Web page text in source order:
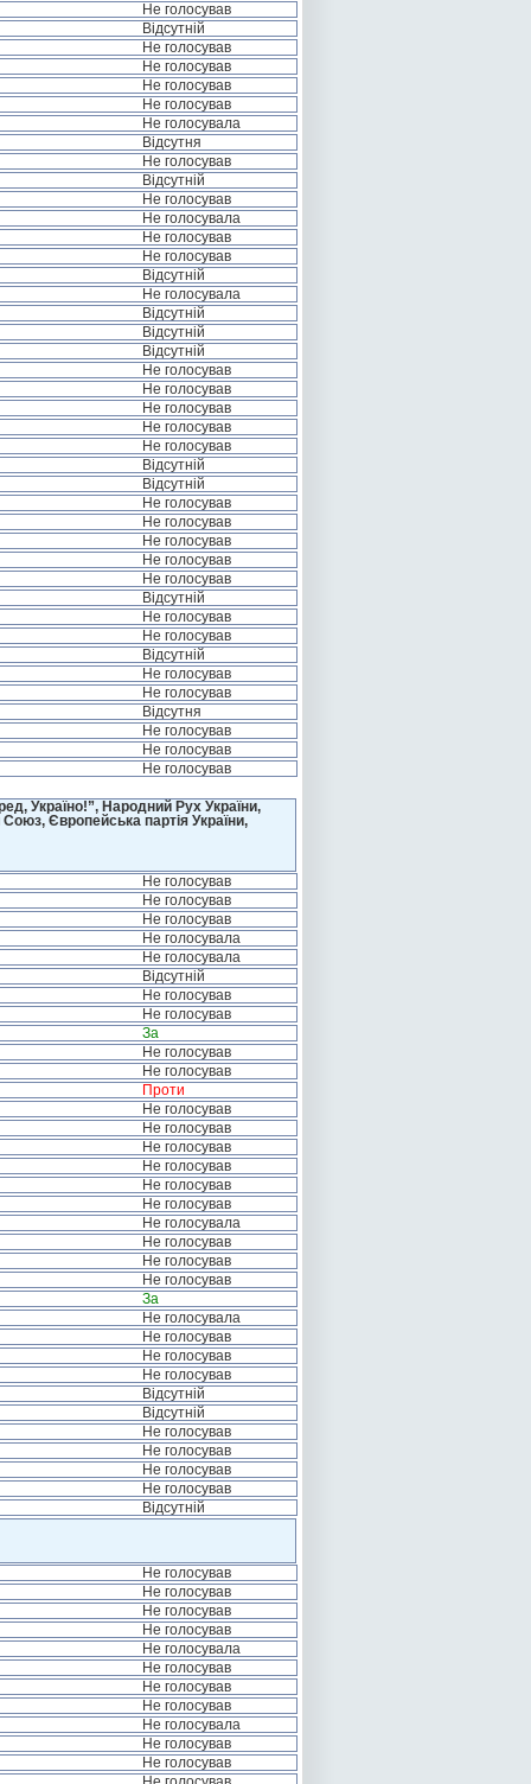
Не голосував
Відсутній
Не голосував
Не голосував
Не голосував
Не голосував
Не голосувала
Відсутня
Не голосував
Відсутній
Не голосував
Не голосувала
Не голосував
Не голосував
Відсутній
Не голосувала
Відсутній
Відсутній
Відсутній
Не голосував
Не голосував
Не голосував
Не голосував
Не голосував
Відсутній
Відсутній
Не голосував
Не голосував
Не голосував
Не голосував
Не голосував
Відсутній
Не голосував
Не голосував
Відсутній
Не голосував
Не голосував
Відсутня
Не голосував
Не голосував
Не голосував
Україно!”, Народний Рух України,
Європейська партія України,
Не голосував
Не голосував
Не голосував
Не голосувала
Не голосувала
Відсутній
Не голосував
Не голосував
За
Не голосував
Не голосував
Проти
Не голосував
Не голосував
Не голосував
Не голосував
Не голосував
Не голосував
Не голосувала
Не голосував
Не голосував
Не голосував
За
Не голосувала
Не голосував
Не голосував
Не голосував
Відсутній
Відсутній
Не голосував
Не голосував
Не голосував
Не голосував
Відсутній
Не голосував
Не голосував
Не голосував
Не голосував
Не голосувала
Не голосував
Не голосував
Не голосував
Не голосувала
Не голосував
Не голосував